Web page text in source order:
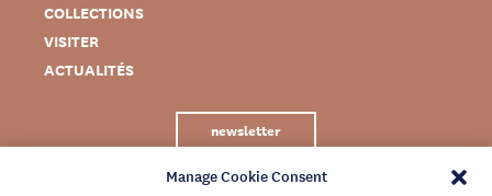
Manage Cookie Consent
COLLECTIONS
VISITER
ACTUALITÉS
newsletter